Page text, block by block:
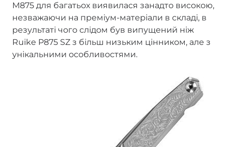
M875 для багатьох виявилася занадто високою,
незважаючи на преміум-матеріали в складі, в
результаті чого слідом був випущений ніж
Ruike P875 SZ з більш низьким цінником, але з
унікальними особливостями.